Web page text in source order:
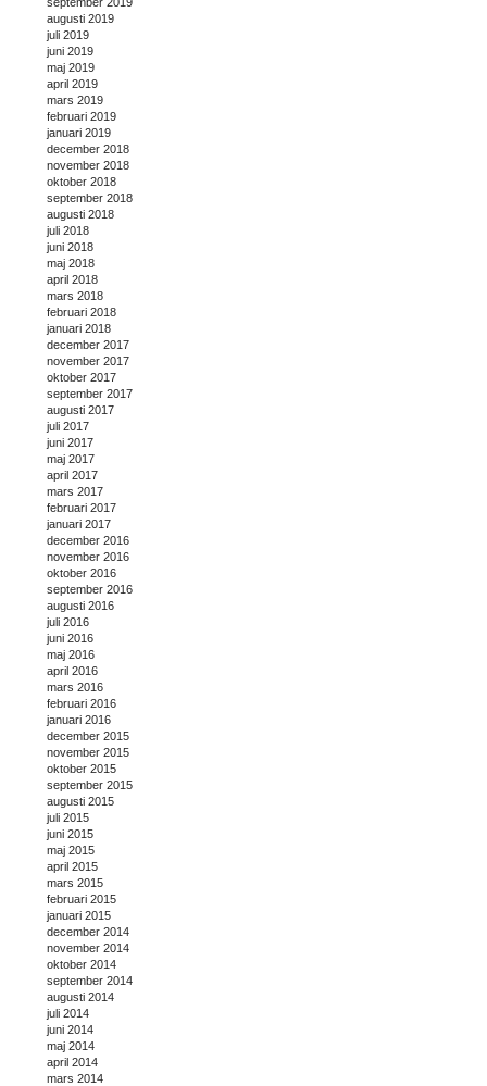
augusti 2019
juli 2019
juni 2019
maj 2019
april 2019
mars 2019
februari 2019
januari 2019
december 2018
november 2018
oktober 2018
september 2018
augusti 2018
juli 2018
juni 2018
maj 2018
april 2018
mars 2018
februari 2018
januari 2018
december 2017
november 2017
oktober 2017
september 2017
augusti 2017
juli 2017
juni 2017
maj 2017
april 2017
mars 2017
februari 2017
januari 2017
december 2016
november 2016
oktober 2016
september 2016
augusti 2016
juli 2016
juni 2016
maj 2016
april 2016
mars 2016
februari 2016
januari 2016
december 2015
november 2015
oktober 2015
september 2015
augusti 2015
juli 2015
juni 2015
maj 2015
april 2015
mars 2015
februari 2015
januari 2015
december 2014
november 2014
oktober 2014
september 2014
augusti 2014
juli 2014
juni 2014
maj 2014
april 2014
mars 2014